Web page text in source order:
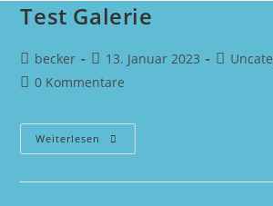
Test Galerie
Beitrags-
Autor:
becker
Beitrag
veröffentlicht:
13. Januar 2023
Beitrags-
Beitrags-
0 Kommentare
Weiterlesen Test
Galerie